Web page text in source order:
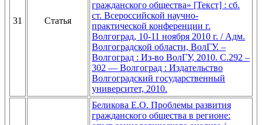
31 Статья
гражданского общества» [Текст] : сб.
ст. Всероссийской научно-
практической конференции г.
Волгоград, 10-11 ноября 2010 г. / Адм.
Волгоградской области, ВолГУ. –
Волгоград : Из-во ВолГУ, 2010. C.292 –
302 — Волгоград : Издательство
Волгоградский государственный
университет, 2010.
Беликова Е.О. Проблемы развития
гражданского общества в регионе: